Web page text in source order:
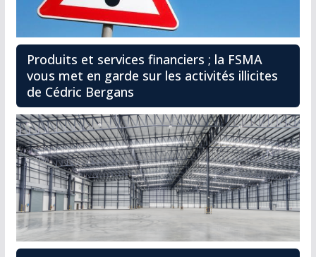
Produits et services financiers ; la FSMA
vous met en garde sur les activités illicites
de Cédric Bergans